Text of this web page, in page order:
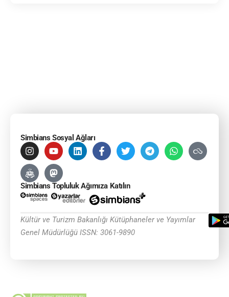
Simbians Sosyal Ağları
Simbians Topluluk Ağımıza Katılın
Kültür ve Turizm Bakanlığı Kütüphaneler ve Yayımlar
Genel Müdürlüğü ISSN: 3061-9890